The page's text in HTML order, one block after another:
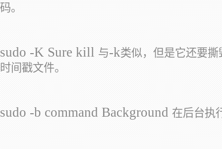
码。
sudo -K Sure kill 与-k类似，但是它还要撕
时间戳文件。
sudo -b command Background 在后台执